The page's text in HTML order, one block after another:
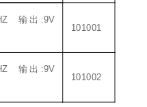
输出:9V
101001
输出:9V
101002